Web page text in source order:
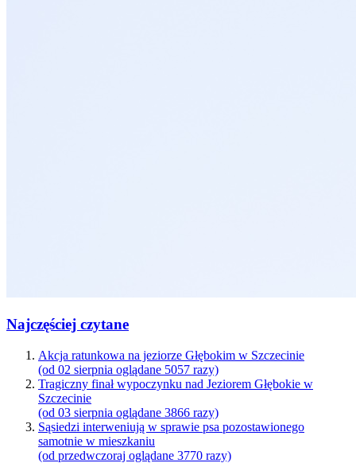
Najczęściej czytane
Akcja ratunkowa na jeziorze Głębokim w Szczecinie
(od 02 sierpnia oglądane 5057 razy)
Tragiczny finał wypoczynku nad Jeziorem Głębokie w
Szczecinie
(od 03 sierpnia oglądane 3866 razy)
Sąsiedzi interweniują w sprawie psa pozostawionego
samotnie w mieszkaniu
(od przedwczoraj oglądane 3770 razy)